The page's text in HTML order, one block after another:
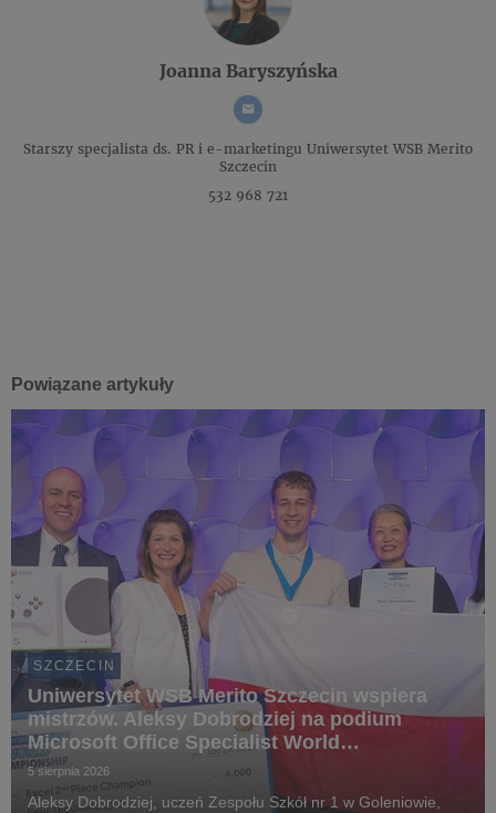
Joanna Baryszyńska
Starszy specjalista ds. PR i e-marketingu Uniwersytet WSB Merito
Szczecin
532 968 721
Powiązane artykuły
SZCZECIN
Uniwersytet WSB Merito Szczecin wspiera
mistrzów. Aleksy Dobrodziej na podium
Microsoft Office Specialist World
Championship 2026
5 sierpnia 2026
Aleksy Dobrodziej, uczeń Zespołu Szkół nr 1 w Goleniowie,